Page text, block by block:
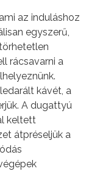
az induláshoz
egyszerű,
rácsavarni a
kávét, a
A dugattyú
keltett
átpréseljük a